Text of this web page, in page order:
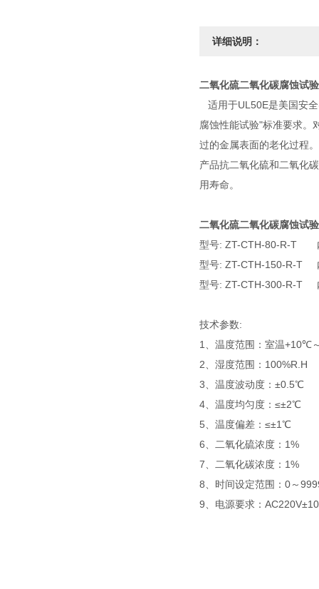
详细说明：
二氧化硫二氧化碳腐蚀试
适用于UL50E是美国安
腐蚀性能试验"标准要求。
过的金属表面的老化过程。
产品抗二氧化硫和二氧化
用寿命。
二氧化硫二氧化碳腐蚀试
型号: ZT-CTH-80-R-T 内
型号: ZT-CTH-150-R-T
型号: ZT-CTH-300-R-T
技术参数:
1、温度范围：室温+10℃
2、湿度范围：100%R.H
3、温度波动度：±0.5℃
4、温度均匀度：≤±2℃
5、温度偏差： ≤±1℃
6、二氧化硫浓度：1%
7、二氧化碳浓度： 1%
8、时间设定范围：0～
9、电源要求：